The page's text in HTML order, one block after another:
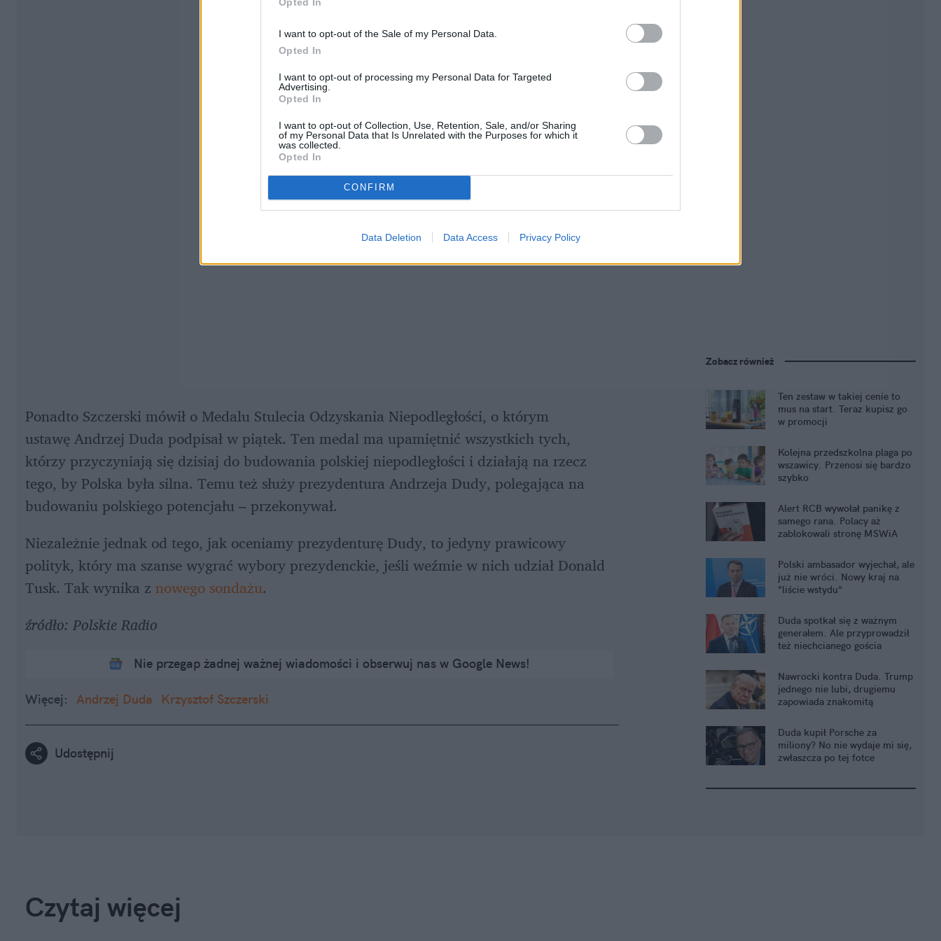
I want to opt-out of the Sale of my Personal Data.
Opted In
I want to opt-out of processing my Personal Data for Targeted
Advertising.
Opted In
I want to opt-out of Collection, Use, Retention, Sale, and/or Sharing
of my Personal Data that Is Unrelated with the Purposes for which it
was collected.
Opted In
CONFIRM
Data Deletion Data Access Privacy Policy
Ponadto Szczerski mówił o Medalu Stulecia Odzyskania Niepodległości, o którym
ustawę Andrzej Duda podpisał w piątek. Ten medal ma upamiętnić wszystkich tych,
którzy przyczyniają się dzisiaj do budowania polskiej niepodległości i działają na rzecz
tego, by Polska była silna. Temu też służy prezydentura Andrzeja Dudy, polegająca na
budowaniu polskiego potencjału – przekonywał.
Niezależnie jednak od tego, jak oceniamy prezydenturę Dudy, to jedyny prawicowy
polityk, który ma szanse wygrać wybory prezydenckie, jeśli weźmie w nich udział Donald
Tusk. Tak wynika z nowego sondażu.
źródło: Polskie Radio
Nie przegap żadnej ważnej wiadomości i obserwuj nas w Google News!
Zobacz również
Ten zestaw w takiej cenie to
mus na start. Teraz kupisz go
w promocji
Kolejna przedszkolna plaga po
wszawicy. Przenosi się bardzo
szybko
Alert RCB wywołał panikę z
samego rana. Polacy aż
zablokowali stronę MSWiA
Polski ambasador wyjechał, ale
już nie wróci. Nowy kraj na
"liście wstydu"
Duda spotkał się z ważnym
generałem. Ale przyprowadził
też niechcianego gościa
Nawrocki kontra Duda. Trump
jednego nie lubi, drugiemu
zapowiada znakomitą
Duda kupił Porsche za
miliony? No nie wydaje mi się,
zwłaszcza po tej fotce
Więcej: Andrzej Duda Krzysztof Szczerski
Udostępnij
Czytaj więcej